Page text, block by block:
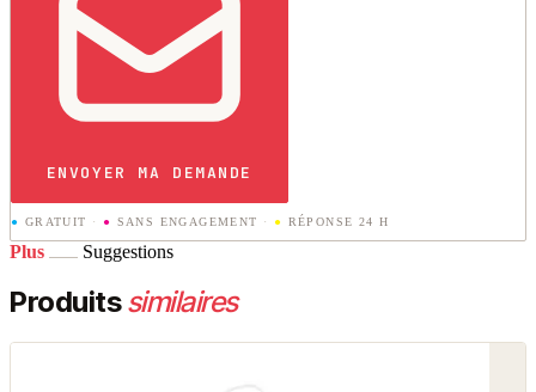
ENVOYER MA DEMANDE
● GRATUIT · ● SANS ENGAGEMENT · ● RÉPONSE 24 H
Plus Suggestions
Produitssimilaires